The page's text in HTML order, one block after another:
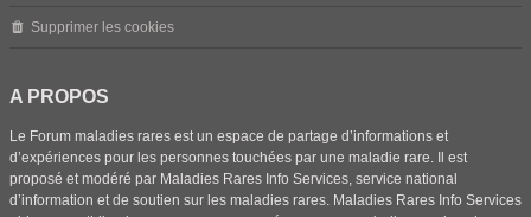
Supprimer les cookies
A PROPOS
Le Forum maladies rares est un espace de partage d’informations et
d’expériences pour les personnes touchées par une maladie rare. Il est
proposé et modéré par Maladies Rares Info Services, service national
d’information et de soutien sur les maladies rares. Maladies Rares Info Services